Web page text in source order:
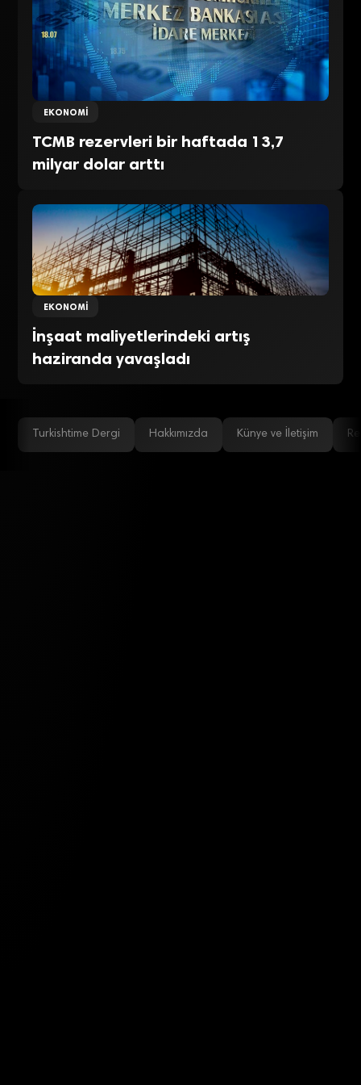
EKONOMI
TCMB rezervleri bir haftada 13,7
milyar dolar arttı
EKONOMI
İnşaat maliyetlerindeki artış
haziranda yavaşladı
Turkishtime Dergi Hakkımızda Künye ve İletişim